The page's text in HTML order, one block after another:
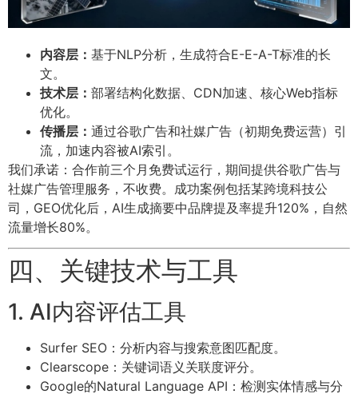
内容层： 基于NLP分析，生成符合E-E-A-T标准的长
文。
技术层： 部署结构化数据、CDN加速、核心Web指标
优化。
传播层： 通过谷歌广告和社媒广告（初期免费运营）引
流，加速内容被AI索引。
我们承诺：合作前三个月免费试运行，期间提供谷歌广告与
社媒广告管理服务，不收费。成功案例包括某跨境科技公
司，GEO优化后，AI生成摘要中品牌提及率提升120%，自然
流量增长80%。
四、关键技术与工具
1. AI内容评估工具
Surfer SEO：分析内容与搜索意图匹配度。
Clearscope：关键词语义关联度评分。
Google的Natural Language API：检测实体情感与分